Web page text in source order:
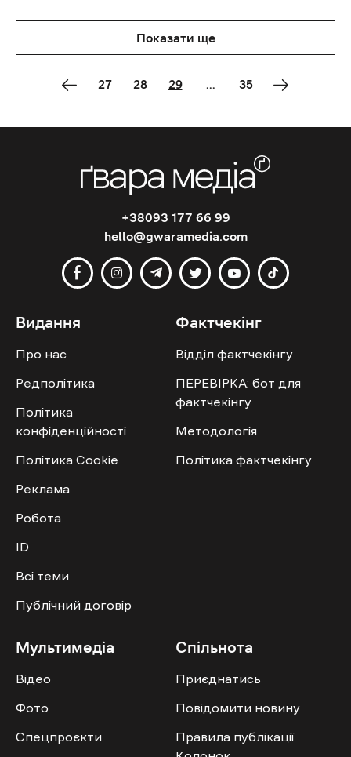
Показати ще
27 28 29 ... 35
+38093 177 66 99
hello@gwaramedia.com
Видання
Про нас
Редполітика
Політика
конфіденційності
Політика Cookie
Реклама
Робота
ID
Всі теми
Публічний договір
Фактчекінг
Відділ фактчекінгу
ПЕРЕВІРКА: бот для
фактчекінгу
Методологія
Політика фактчекінгу
Мультимедіа
Відео
Фото
Спецпроєкти
Спільнота
Приєднатись
Повідомити новину
Правила публікації